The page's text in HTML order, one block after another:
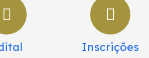
Inscrições